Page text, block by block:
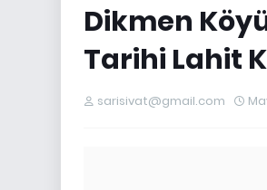
Dikmen
Tarihi Lahit
sarisivat@gmail.com